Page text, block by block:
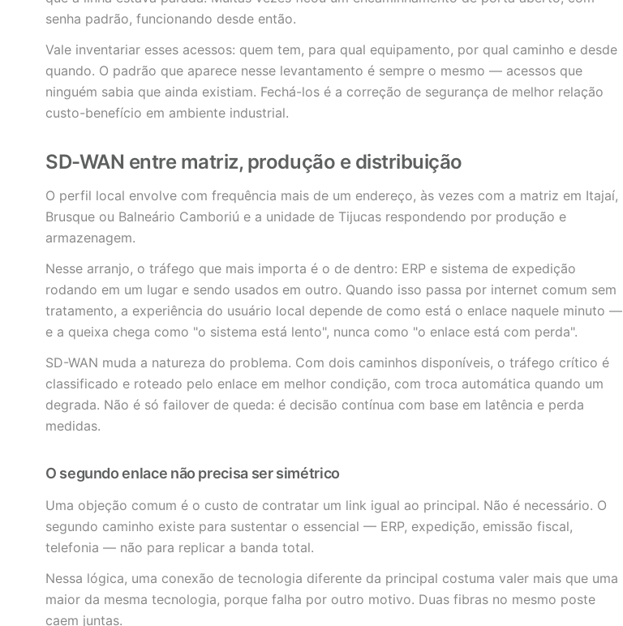
senha padrão, funcionando desde então.
Vale inventariar esses acessos: quem tem, para qual equipamento, por qual caminho e desde
quando. O padrão que aparece nesse levantamento é sempre o mesmo — acessos que
ninguém sabia que ainda existiam. Fechá-los é a correção de segurança de melhor relação
custo-benefício em ambiente industrial.
SD-WAN entre matriz, produção e distribuição
O perfil local envolve com frequência mais de um endereço, às vezes com a matriz em Itajaí,
Brusque ou Balneário Camboriú e a unidade de Tijucas respondendo por produção e
armazenagem.
Nesse arranjo, o tráfego que mais importa é o de dentro: ERP e sistema de expedição
rodando em um lugar e sendo usados em outro. Quando isso passa por internet comum sem
tratamento, a experiência do usuário local depende de como está o enlace naquele minuto —
e a queixa chega como "o sistema está lento", nunca como "o enlace está com perda".
SD-WAN muda a natureza do problema. Com dois caminhos disponíveis, o tráfego crítico é
classificado e roteado pelo enlace em melhor condição, com troca automática quando um
degrada. Não é só failover de queda: é decisão contínua com base em latência e perda
medidas.
O segundo enlace não precisa ser simétrico
Uma objeção comum é o custo de contratar um link igual ao principal. Não é necessário. O
segundo caminho existe para sustentar o essencial — ERP, expedição, emissão fiscal,
telefonia — não para replicar a banda total.
Nessa lógica, uma conexão de tecnologia diferente da principal costuma valer mais que uma
maior da mesma tecnologia, porque falha por outro motivo. Duas fibras no mesmo poste
caem juntas.